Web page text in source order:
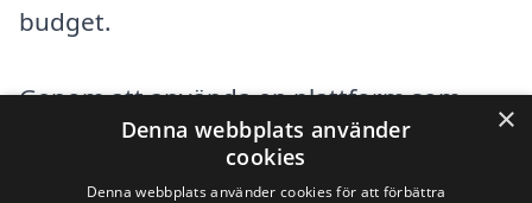
budget.
Genom att använda en plattform som
avloppsrensning-pris.se kan du enkelt
jämföra priser och läsa omdömen från
×
Denna webbplats använder
cookies
Denna webbplats använder cookies för att förbättra